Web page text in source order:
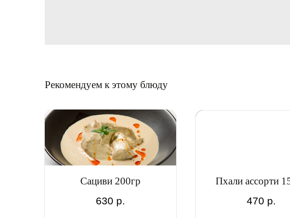
Рекомендуем к этому блюду
Сациви 200гр
630 р.
Пхали ассорти
470 р.